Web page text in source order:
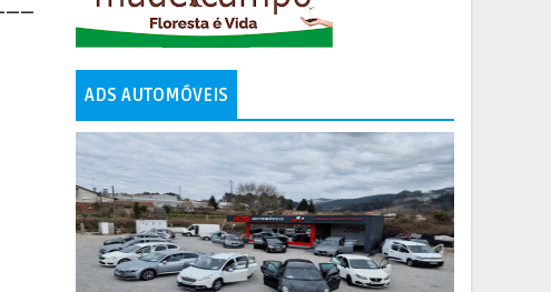
ADS AUTOMÓVEIS